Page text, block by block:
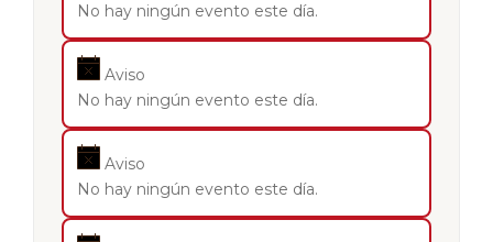
No hay ningún evento este día.
Aviso
No hay ningún evento este día.
Aviso
No hay ningún evento este día.